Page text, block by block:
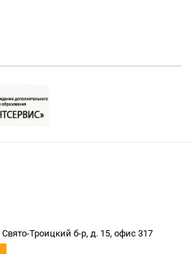
Свято-Троицкий б-р, д. 15, офис 317